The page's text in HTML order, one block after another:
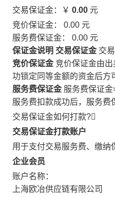
交易保证金：￥ 0.00 元
竞价保证金： 0.00 元
服务费保证金： 0.00 元
保证金说明 交易保证金 交
竞价保证金 竞价保证金由
功锁定同等金额的资金后方
服务费保证金 服务费保证
服务费扣款成功后，服务费
交易保证金如何打款?
交易保证金打款账户
用于支付交易服务费、缴纳
企业会员
账户名称：
上海欧冶供应链有限公司